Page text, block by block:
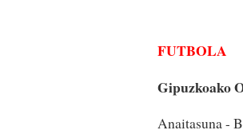
FUTBOLA
Gipuzkoako
Anaitasuna -